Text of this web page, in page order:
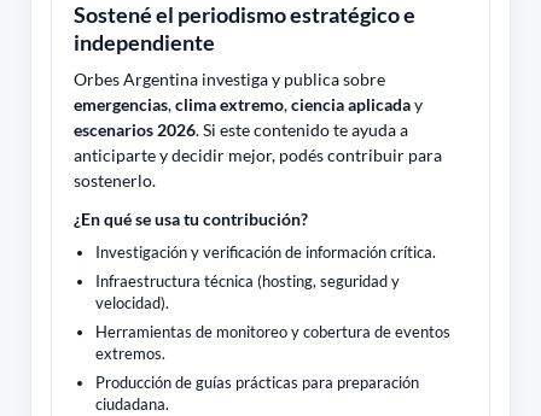
Sostené el periodismo estratégico e
independiente
Orbes Argentina investiga y publica sobre
emergencias,clima extremo,ciencia aplicaday
escenarios 2026. Si este contenido te ayuda a
anticiparte y decidir mejor, podés contribuir para
sostenerlo.
¿En qué se usa tu contribución?
Investigación y verificación de información crítica.
Infraestructura técnica (hosting, seguridad y
velocidad).
Herramientas de monitoreo y cobertura de eventos
extremos.
Producción de guías prácticas para preparación
ciudadana.